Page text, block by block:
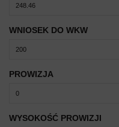
WNIOSEK DO WKW
PROWIZJA
WYSOKOŚĆ PROWIZJI